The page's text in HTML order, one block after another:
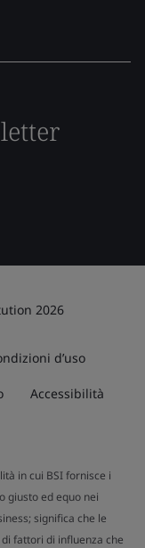
2026
d’uso
Accessibilità
in cui BSI fornisce i
giusto ed equo nei
significa che le
fattori di influenza che